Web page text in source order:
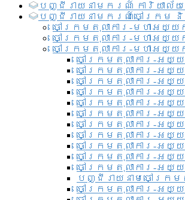
បញ្ជី​រាយ​នាមករណ៍ ការិយាល័យ​
បញ្ជី​រាយ​នាមករណ៍​ចៅក្រម និង
ចៅក្រមតុលាការ-មហាអយ្
ចៅក្រមតុលាការ-មហាអយ្
ចៅក្រមតុលាការ-មហាអយ្
ចៅក្រមតុលាការ-អយ្
ចៅក្រមតុលាការ-អយ្
ចៅក្រមតុលាការ-អយ្
ចៅក្រមតុលាការ-អយ្
ចៅក្រមតុលាការ-អយ្
ចៅក្រមតុលាការ-អយ្យ
ចៅក្រមតុលាការ-អយ្
ចៅក្រមតុលាការ-អយ្
ចៅក្រមតុលាការ-អយ្
ចៅក្រមតុលាការ-អយ្យ
ចៅក្រមតុលាការ-អយ្
បញ្ជីរាយនាមចៅក្រ
ចៅក្រមតុលាការ-អយ្យ